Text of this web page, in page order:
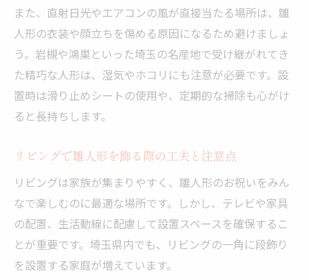
また、直射日光やエアコンの風が直接当たる場所は、雛
人形の衣装や顔立ちを傷める原因になるため避けましょ
う。岩槻や鴻巣といった埼玉の名産地で受け継がれてき
た精巧な人形は、湿気やホコリにも注意が必要です。設
置時は滑り止めシートの使用や、定期的な掃除も心がけ
ると長持ちします。
リビングで雛人形を飾る際の工夫と注意点
リビングは家族が集まりやすく、雛人形のお祝いをみん
なで楽しむのに最適な場所です。しかし、テレビや家具
の配置、生活動線に配慮して設置スペースを確保するこ
とが重要です。埼玉県内でも、リビングの一角に段飾り
を設置する家庭が増えています。